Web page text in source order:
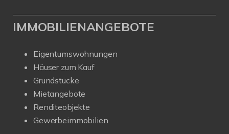
IMMOBILIENANGEBOTE
Eigentumswohnungen
Häuser zum Kauf
Grundstücke
Mietangebote
Renditeobjekte
Gewerbeimmobilien